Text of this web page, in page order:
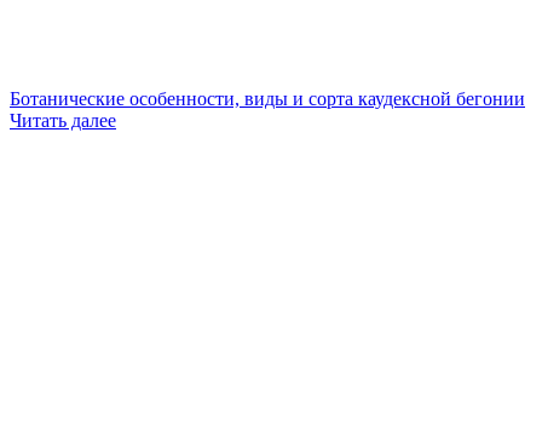
Ботанические особенности, виды и сорта каудексной бегонии
Читать далее